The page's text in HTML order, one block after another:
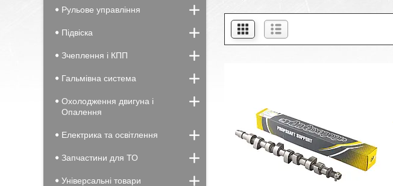
Рульове управління
Підвіска
Зчеплення і КПП
Гальмівна система
Охолодження двигуна і
Опалення
Електрика та освітлення
Запчастини для ТО
Універсальні товари